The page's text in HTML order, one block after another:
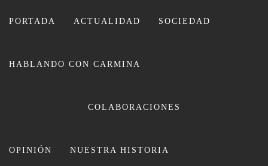
PORTADA ACTUALIDAD SOCIEDAD
HABLANDO CON CARMINA
COLABORACIONES
OPINIÓN NUESTRA HISTORIA
CARMINA LEIVA